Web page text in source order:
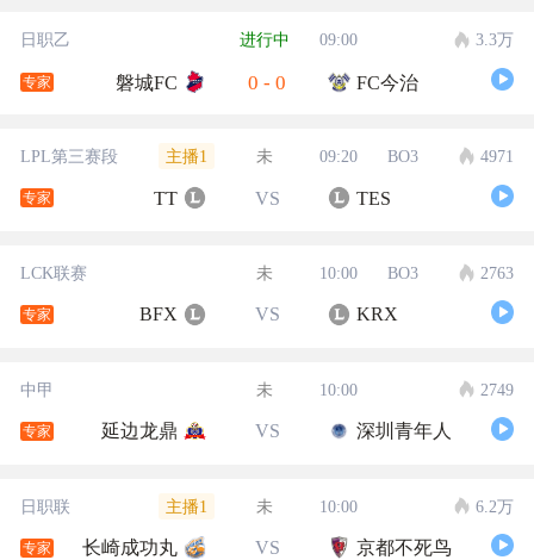
日职乙 进行中 09:00 3.3万
专家 磐城FC 0 - 0 FC今治
LPL第三赛段 主播1 未 09:20 BO3 4971
专家 TT VS TES
LCK联赛 未 10:00 BO3 2763
专家 BFX VS KRX
中甲 未 10:00 2749
专家 延边龙鼎 VS 深圳青年人
日职联 主播1 未 10:00 6.2万
专家 长崎成功丸 VS 京都不死鸟